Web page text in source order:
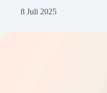
8 Juli 2025